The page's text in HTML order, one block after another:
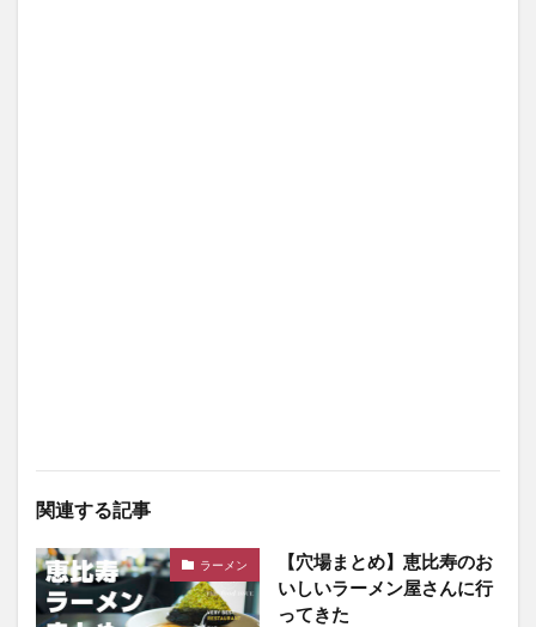
関連する記事
ラーメン
【穴場まとめ】恵比寿のお
いしいラーメン屋さんに行
ってきた